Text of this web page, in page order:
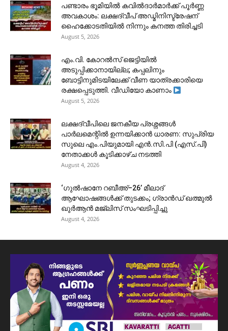
പണ്ടാരം ഭൂമിയിൽ കവിൽദാർമാർക്ക് പൂർണ്ണ
അവകാശം: ലക്ഷദ്വീപ് അഡ്മിനിസ്ട്രേഷന്
ഹൈക്കോടതിയിൽ നിന്നും കനത്ത തിരിച്ചടി
August 5, 2026
​എം.വി. കോറൽസ് ജെട്ടിയിൽ
അടുപ്പിക്കാനായില്ല; കപ്പലിനും
ബോട്ടിനുമിടയിലേക്ക് വീണ യാത്രക്കാരിയെ
രക്ഷപ്പെടുത്തി. വീഡിയോ കാണാം
August 5, 2026
ലക്ഷദ്വീപിലെ ജനകീയ പ്രശ്നങ്ങൾ
പാർലമെന്റിൽ ഉന്നയിക്കാൻ ധാരണ: സുപ്രിയ
സുലെ എം.പിയുമായി എൻ.സി.പി (എസ്.പി)
നേതാക്കൾ കൂടിക്കാഴ്ച നടത്തി
August 4, 2026
‘ഗുൽഷാനേ റബീഅ്–26’ മീലാദ്
ആഘോഷങ്ങൾക്ക് തുടക്കം; ഗ്രാൻഡ് ഖത്മുൽ
ഖുർആൻ മജ്‌ലിസ് സംഘടിപ്പിച്ചു
August 4, 2026